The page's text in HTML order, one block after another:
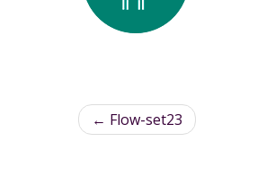
← Flow-set23